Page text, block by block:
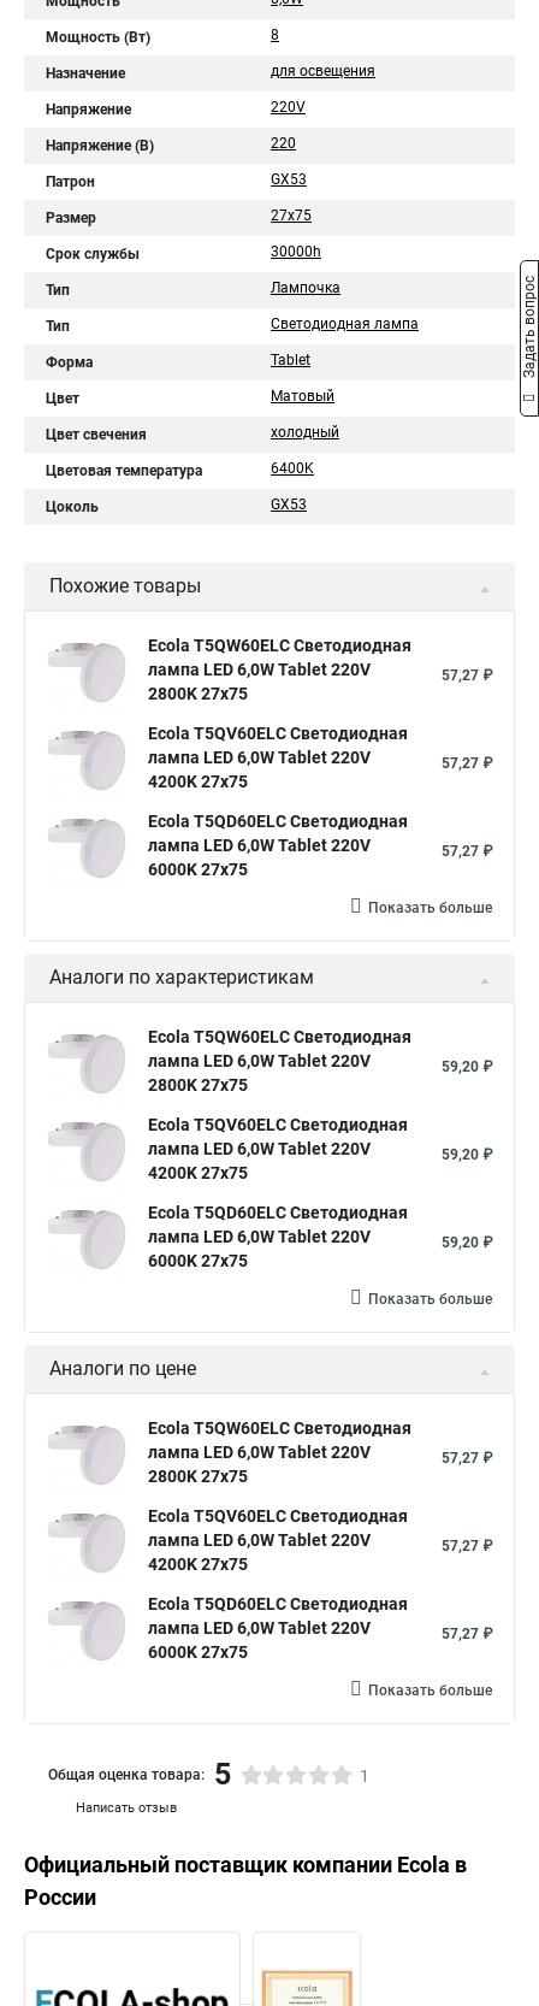
Мощность (Вт) 8
Назначение для освещения
Напряжение 220V
Напряжение (В) 220
Патрон GX53
Размер 27x75
Срок службы 30000h
Тип Лампочка
Тип Светодиодная лампа
Форма Tablet
Цвет Матовый
Цвет свечения холодный
Цветовая температура 6400K
Цоколь GX53
Похожие товары
Ecola T5QW60ELC Светодиодная
лампа LED 6,0W Tablet 220V
2800K 27x75
57,27 ₽
Ecola T5QV60ELC Светодиодная
лампа LED 6,0W Tablet 220V
4200K 27x75
57,27 ₽
Ecola T5QD60ELC Светодиодная
лампа LED 6,0W Tablet 220V
6000K 27x75
57,27 ₽
Показать больше
Аналоги по характеристикам
Ecola T5QW60ELC Светодиодная
лампа LED 6,0W Tablet 220V
2800K 27x75
59,20 ₽
Ecola T5QV60ELC Светодиодная
лампа LED 6,0W Tablet 220V
4200K 27x75
59,20 ₽
Ecola T5QD60ELC Светодиодная
лампа LED 6,0W Tablet 220V
6000K 27x75
59,20 ₽
Показать больше
Аналоги по цене
Ecola T5QW60ELC Светодиодная
лампа LED 6,0W Tablet 220V
2800K 27x75
57,27 ₽
Ecola T5QV60ELC Светодиодная
лампа LED 6,0W Tablet 220V
4200K 27x75
57,27 ₽
Ecola T5QD60ELC Светодиодная
лампа LED 6,0W Tablet 220V
6000K 27x75
57,27 ₽
Показать больше
Написать отзыв
Общая оценка товара: 5 1
Официальный поставщик компании Ecola в
России
Задать вопрос